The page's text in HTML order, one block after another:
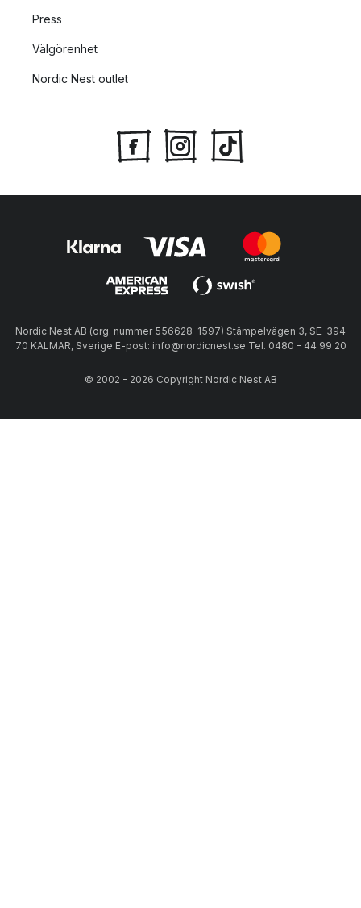
Press
Välgörenhet
Nordic Nest outlet
Nordic Nest AB (org. nummer 556628-1597) Stämpelvägen 3, SE-394
70 KALMAR, Sverige E-post: info@nordicnest.se Tel. 0480 - 44 99 20
© 2002 - 2026 Copyright Nordic Nest AB